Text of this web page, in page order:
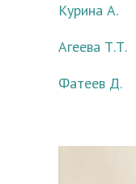
Курина А.
Агеева Т.Т.
Фатеев Д.